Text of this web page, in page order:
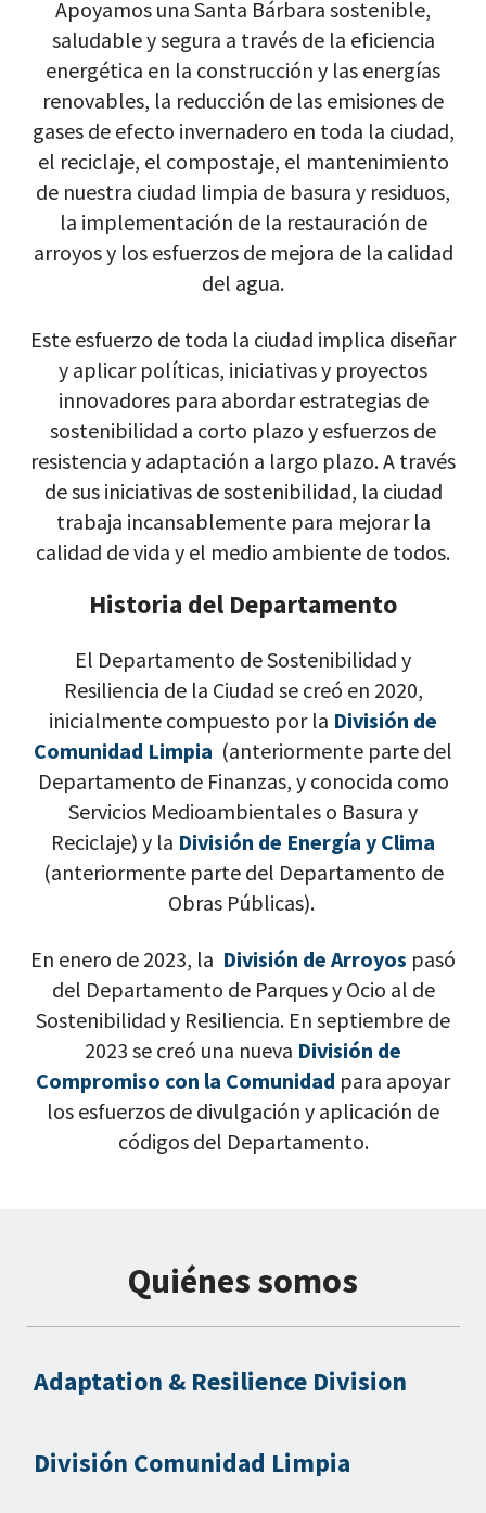
Apoyamos una Santa Bárbara sostenible,
saludable y segura a través de la eficiencia
energética en la construcción y las energías
renovables, la reducción de las emisiones de
gases de efecto invernadero en toda la ciudad,
el reciclaje, el compostaje, el mantenimiento
de nuestra ciudad limpia de basura y residuos,
la implementación de la restauración de
arroyos y los esfuerzos de mejora de la calidad
del agua.
Este esfuerzo de toda la ciudad implica diseñar
y aplicar políticas, iniciativas y proyectos
innovadores para abordar estrategias de
sostenibilidad a corto plazo y esfuerzos de
resistencia y adaptación a largo plazo. A través
de sus iniciativas de sostenibilidad, la ciudad
trabaja incansablemente para mejorar la
calidad de vida y el medio ambiente de todos.
Historia del Departamento
El Departamento de Sostenibilidad y
Resiliencia de la Ciudad se creó en 2020,
inicialmente compuesto por la División de
Comunidad Limpia (anteriormente parte del
Departamento de Finanzas, y conocida como
Servicios Medioambientales o Basura y
Reciclaje) y la División de Energía y Clima
(anteriormente parte del Departamento de
Obras Públicas).
En enero de 2023, la División de Arroyos pasó
del Departamento de Parques y Ocio al de
Sostenibilidad y Resiliencia. En septiembre de
2023 se creó una nueva División de
Compromiso con la Comunidad para apoyar
los esfuerzos de divulgación y aplicación de
códigos del Departamento.
Quiénes somos
Adaptation & Resilience Division
División Comunidad Limpia